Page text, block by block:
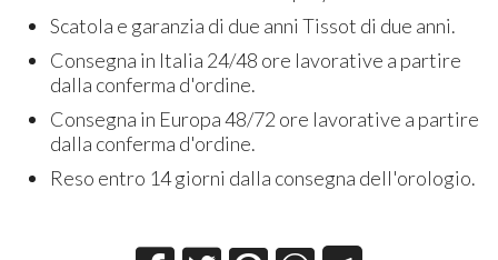
Scatola e garanzia di due anni Tissot di due anni.
Consegna in Italia 24/48 ore lavorative a partire
dalla conferma d'ordine.
Consegna in Europa 48/72 ore lavorative a partire
dalla conferma d'ordine.
Reso entro 14 giorni dalla consegna dell'orologio.